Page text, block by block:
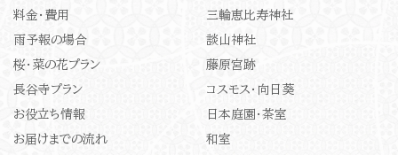
料金・費用
雨予報の場合
桜・菜の花プラン
長谷寺プラン
お役立ち情報
お届けまでの流れ
三輪恵比寿神社
談山神社
藤原宮跡
コスモス・向日葵
日本庭園・茶室
和室